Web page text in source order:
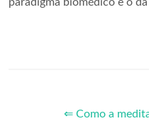
⇐ Como a